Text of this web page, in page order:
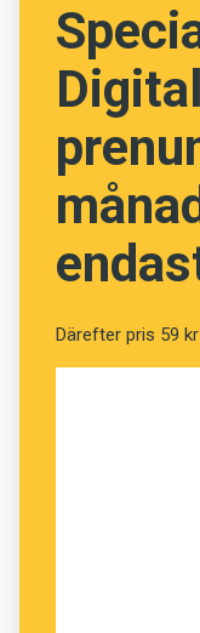
Digital
Därefter pris 59